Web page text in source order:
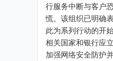
行服务中断与客户
慌。该组织已明确
此为系列行动的开
相关国家和银行应
加强网络安全防护